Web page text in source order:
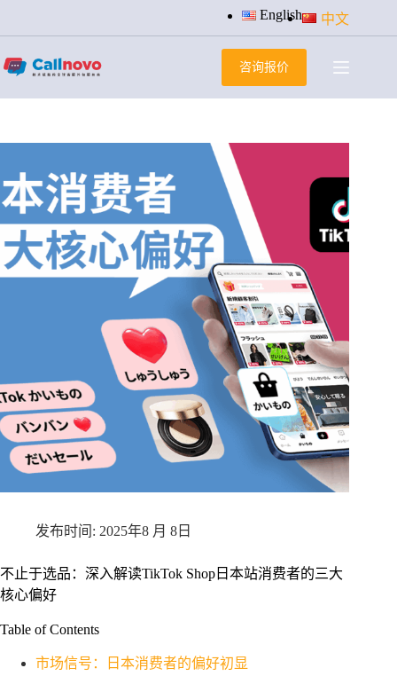
过
容
English 中文
咨询报价
2025年8 月 8日
不止于选品：深入解读TikTok Shop日本站消费者的三大
核心偏好
Table of Contents
市场信号：日本消费者的偏好初显